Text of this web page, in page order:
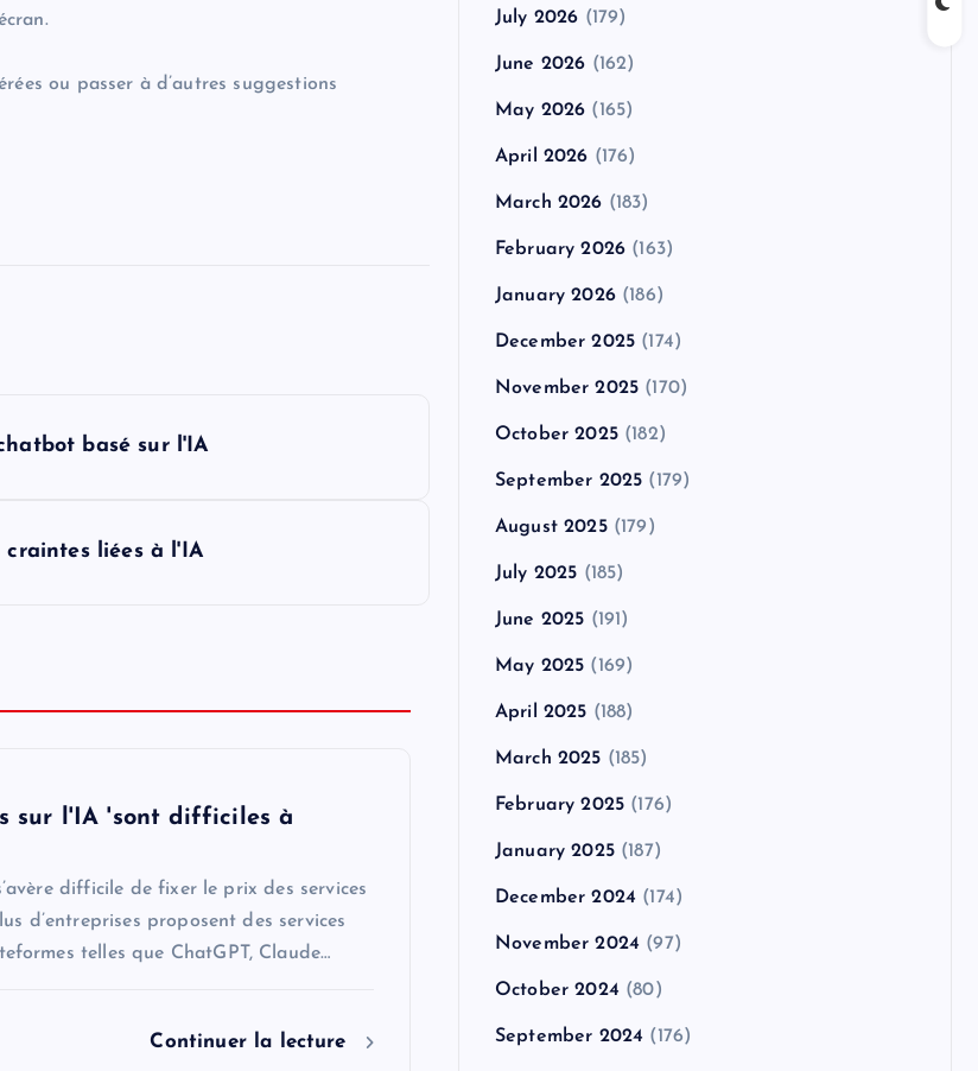
ou passer à d’autres suggestions
basé sur l'IA
craintes liées à l'IA
sur l'IA 'sont difficiles à
difficile de fixer le prix des services
d’entreprises proposent des services
telles que ChatGPT, Claude…
Continuer la lecture
July 2026 (179)
June 2026 (162)
May 2026 (165)
April 2026 (176)
March 2026 (183)
February 2026 (163)
January 2026(186)
December 2025 (174)
November 2025 (170)
October 2025(182)
September 2025 (179)
August 2025(179)
July 2025 (185)
June 2025 (191)
May 2025 (169)
April 2025 (188)
March 2025 (185)
February 2025 (176)
January 2025(187)
December 2024 (174)
November 2024 (97)
October 2024 (80)
September 2024 (176)